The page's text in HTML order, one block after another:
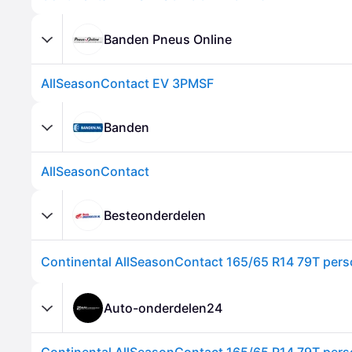
Banden Pneus Online
AllSeasonContact EV 3PMSF
Banden
AllSeasonContact
Besteonderdelen
Auto-onderdelen24